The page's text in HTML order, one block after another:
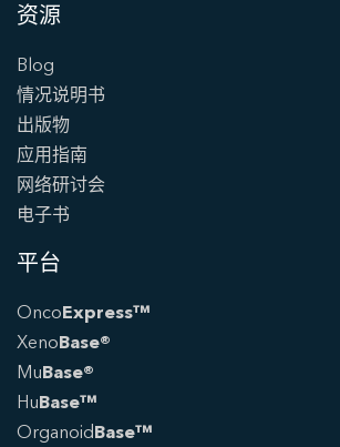
资源
Blog
情况说明书
出版物
应用指南
网络研讨会
电子书
平台
OncoExpress™
XenoBase®
MuBase®
HuBase™
OrganoidBase™